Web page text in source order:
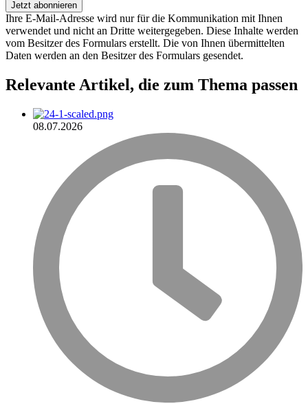
Ihre E-Mail-Adresse wird nur für die Kommunikation mit Ihnen
verwendet und nicht an Dritte weitergegeben. Diese Inhalte werden
vom Besitzer des Formulars erstellt. Die von Ihnen übermittelten
Daten werden an den Besitzer des Formulars gesendet.
Relevante Artikel, die zum Thema passen
08.07.2026